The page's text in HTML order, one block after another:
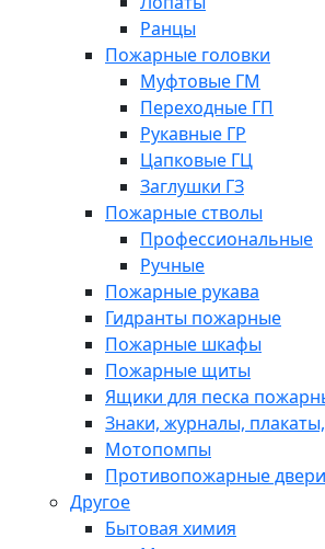
Ранцы
Пожарные головки
Муфтовые ГМ
Переходные ГП
Рукавные ГР
Цапковые ГЦ
Заглушки ГЗ
Пожарные стволы
Профессиональные
Ручные
Пожарные рукава
Гидранты пожарные
Пожарные шкафы
Пожарные щиты
Ящики для песка
Знаки, журналы,
Мотопомпы
Противопожарные двери
Другое
Бытовая химия